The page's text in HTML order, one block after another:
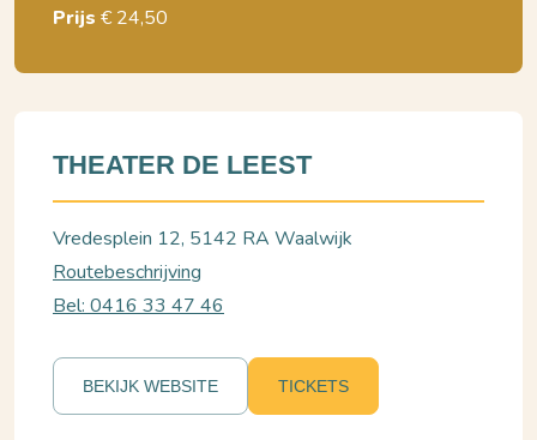
Prijs € 24,50
THEATER DE LEEST
Vredesplein 12, 5142 RA Waalwijk
Routebeschrijving
Bel: 0416 33 47 46
BEKIJK WEBSITE TICKETS